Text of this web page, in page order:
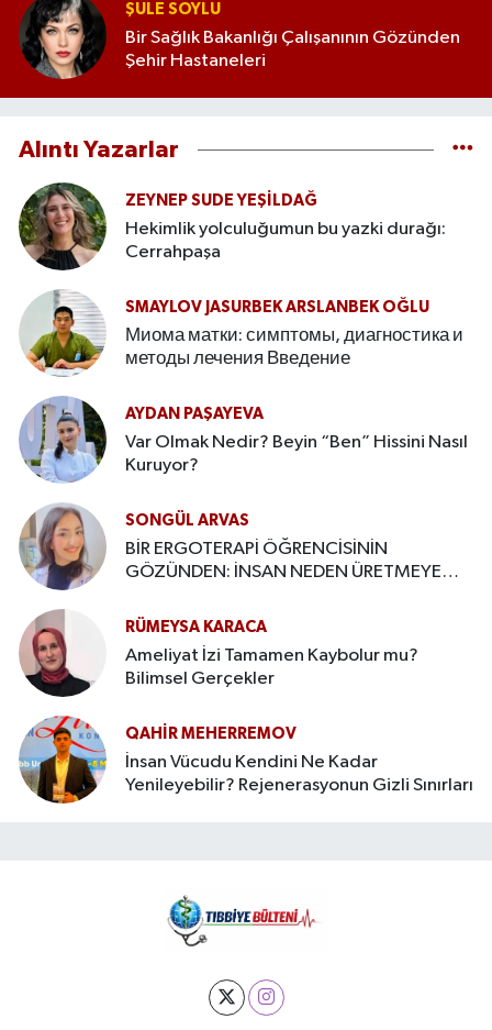
ŞULE SOYLU
Bir Sağlık Bakanlığı Çalışanının Gözünden
Şehir Hastaneleri
Alıntı Yazarlar
ZEYNEP SUDE YEŞİLDAĞ
Hekimlik yolculuğumun bu yazki durağı:
Cerrahpaşa
SMAYLOV JASURBEK ARSLANBEK OĞLU
Миома матки: симптомы, диагностика и
методы лечения Введение
AYDAN PAŞAYEVA
Var Olmak Nedir? Beyin “Ben” Hissini Nasıl
Kuruyor?
SONGÜL ARVAS
BİR ERGOTERAPİ ÖĞRENCİSİNİN
GÖZÜNDEN: İNSAN NEDEN ÜRETMEYE
RÜMEYSA KARACA
Ameliyat İzi Tamamen Kaybolur mu?
Bilimsel Gerçekler
QAHIR MEHERREMOV
İnsan Vücudu Kendini Ne Kadar
Yenileyebilir? Rejenerasyonun Gizli Sınırları